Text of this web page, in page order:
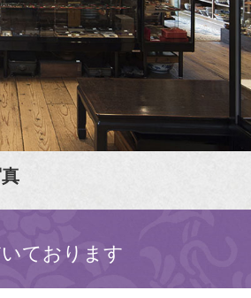
ております